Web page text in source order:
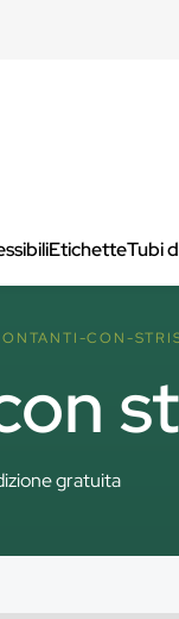
EtichetteTubi
CON-
gratuita